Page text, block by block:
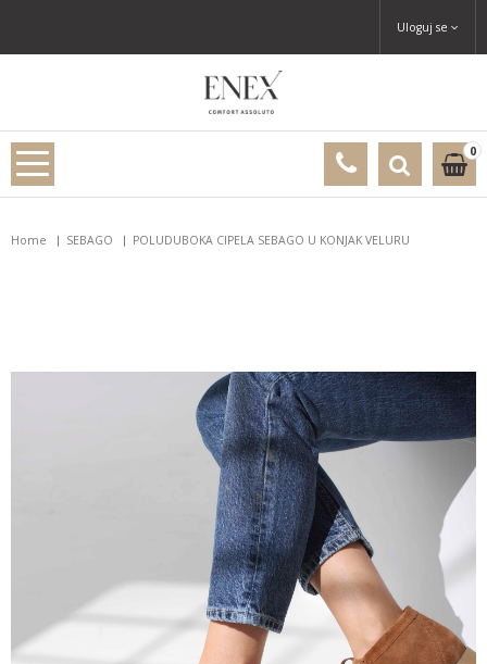
Uloguj se
0
Home SEBAGO POLUDUBOKA CIPELA SEBAGO U KONJAK VELURU